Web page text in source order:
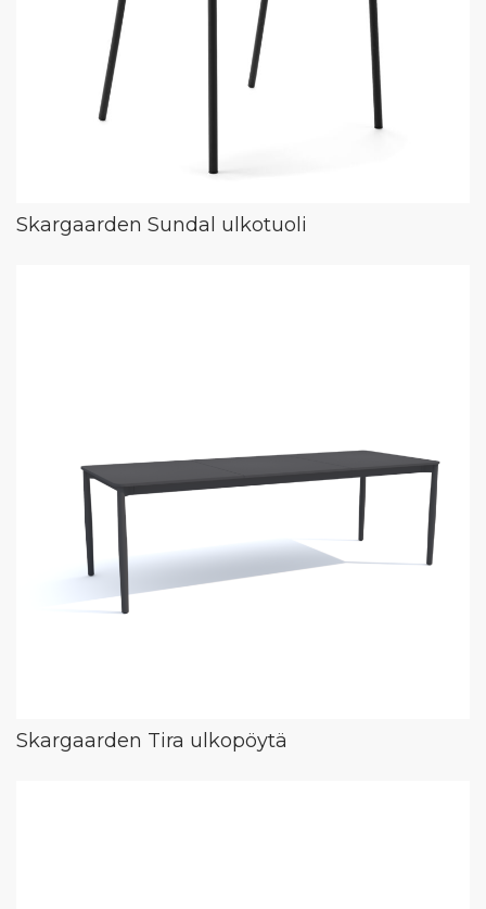
Skargaarden Sundal ulkotuoli
Skargaarden Tira ulkopöytä